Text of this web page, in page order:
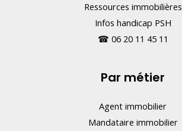
Ressources immobilières
Infos handicap PSH
☎ 06 20 11 45 11
Par métier
Agent immobilier
Mandataire immobilier